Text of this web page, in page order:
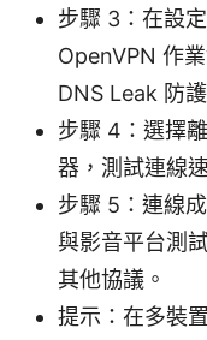
步驟 3：在設
OpenVPN 作
DNS Leak 防護
步驟 4：選擇
器，測試連線
步驟 5：連線
與影音平台測
其他協議。
提示：在多裝